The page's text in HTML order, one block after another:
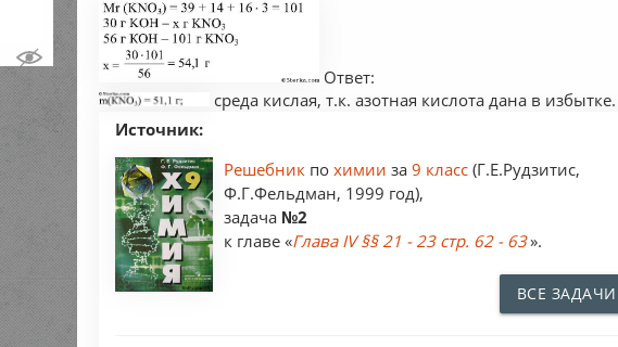
Ответ:
среда кислая, т.к. азотная кислота дана в избытке.
Источник:
Решебник похимииза9 класс (Г.Е.Рудзитис,
Ф.Г.Фельдман, 1999 год),
задача №2
к главе «Глава IV §§ 21 - 23 стр. 62 - 63».
ВСЕ ЗАДАЧИ